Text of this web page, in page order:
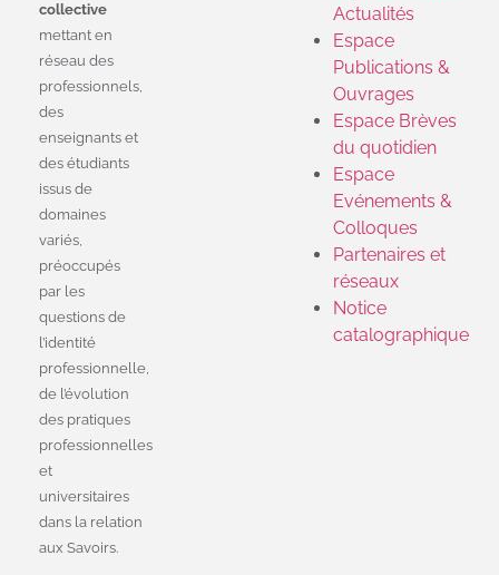
collective
mettant en
réseau des
professionnels,
des
enseignants et
des étudiants
issus de
domaines
variés,
préoccupés
par les
questions de
l’identité
professionnelle,
de l’évolution
des pratiques
professionnelles
et
universitaires
dans la relation
aux Savoirs.
Actualités
Espace
Publications &
Ouvrages
Espace Brèves
du quotidien
Espace
Evénements &
Colloques
Partenaires et
réseaux
Notice
catalographique